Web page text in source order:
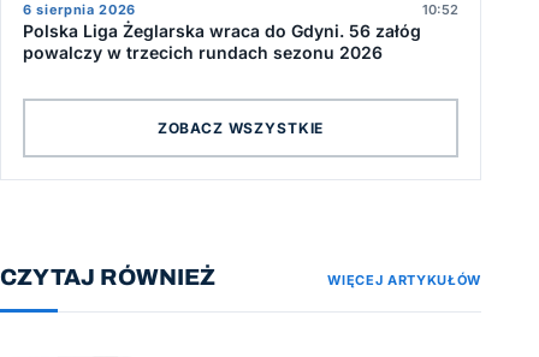
6 sierpnia 2026 10:52
Polska Liga Żeglarska wraca do Gdyni. 56 załóg
powalczy w trzecich rundach sezonu 2026
ZOBACZ WSZYSTKIE
CZYTAJ RÓWNIEŻ WIĘCEJ ARTYKUŁÓW